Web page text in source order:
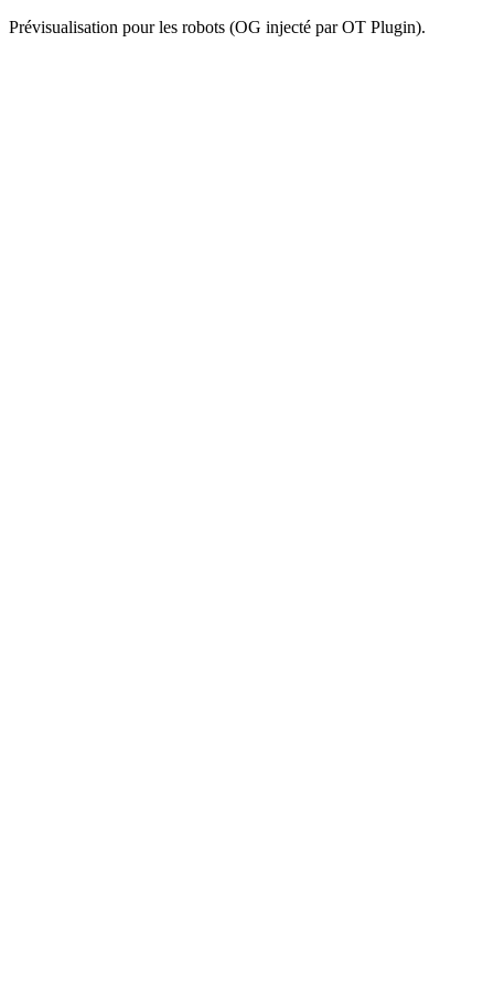
Prévisualisation pour les robots (OG injecté par OT Plugin).